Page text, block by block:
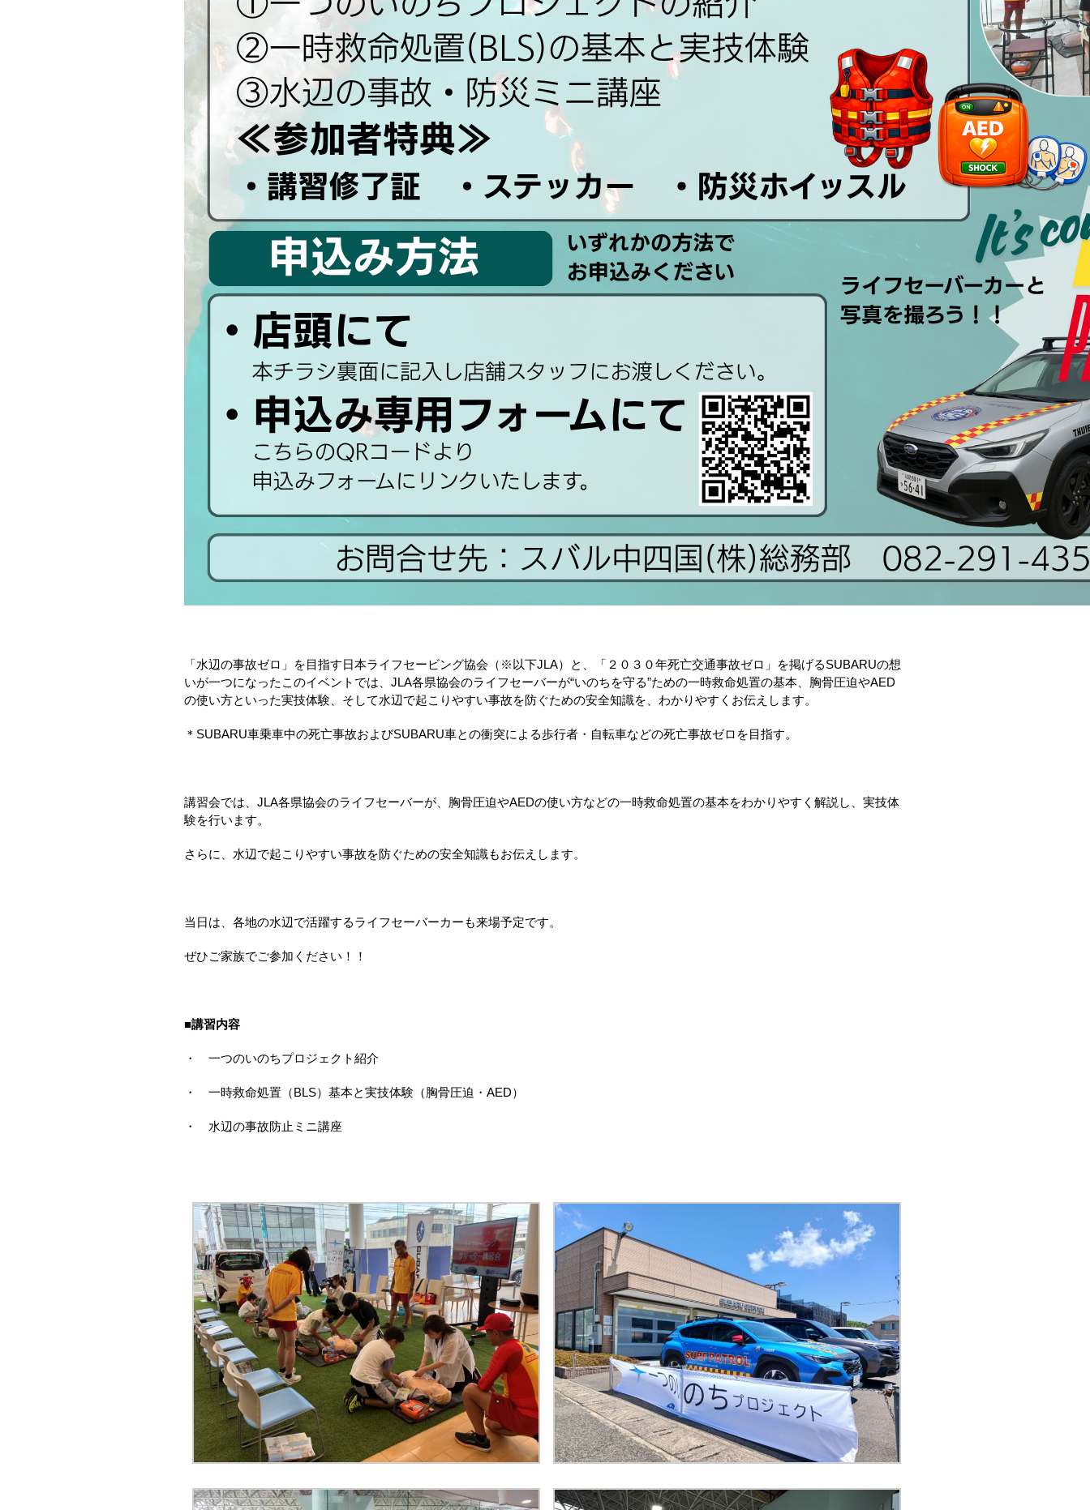
「水辺の事故ゼロ」を目指す日本ライフセービング協会（※以下JLA）と、「２０３０年死亡交通事故ゼロ」を掲げるSUBARUの想
いが一つになったこのイベントでは、JLA各県協会のライフセーバーが“いのちを守る”ための一時救命処置の基本、胸骨圧迫やAED
の使い方といった実技体験、そして水辺で起こりやすい事故を防ぐための安全知識を、わかりやすくお伝えします。
＊ SUBARU車乗車中の死亡事故およびSUBARU車との衝突による歩行者・自転車などの死亡事故ゼロを目指す。
講習会では、 JLA各県協会のライフセーバーが、胸骨圧迫やAEDの使い方などの一時救命処置の基本をわかりやすく解説し、実技体
験を行います。
さらに、水辺で起こりやすい事故を防ぐための安全知識もお伝えします。
当日は、各地の水辺で活躍するライフセーバーカーも来場予定です。
ぜひご家族でご参加ください！！
■講習内容
・ 一つのいのちプロジェクト紹介
・ 一時救命処置（BLS）基本と実技体験（胸骨圧迫・ AED）
・ 水辺の事故防止ミニ講座